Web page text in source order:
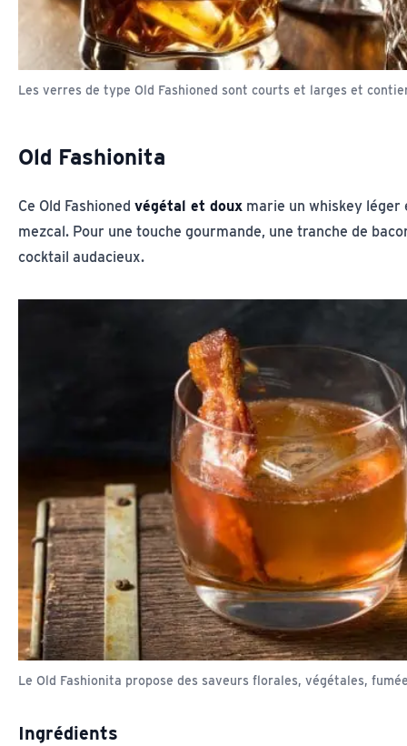
Les verres de type Old Fashioned sont courts et larges et
Old Fashionita
Ce Old Fashioned végétal et doux marie un whiskey
mezcal. Pour une touche gourmande, une tranche de
cocktail audacieux.
Le Old Fashionita propose des saveurs florales, végétales,
Ingrédients